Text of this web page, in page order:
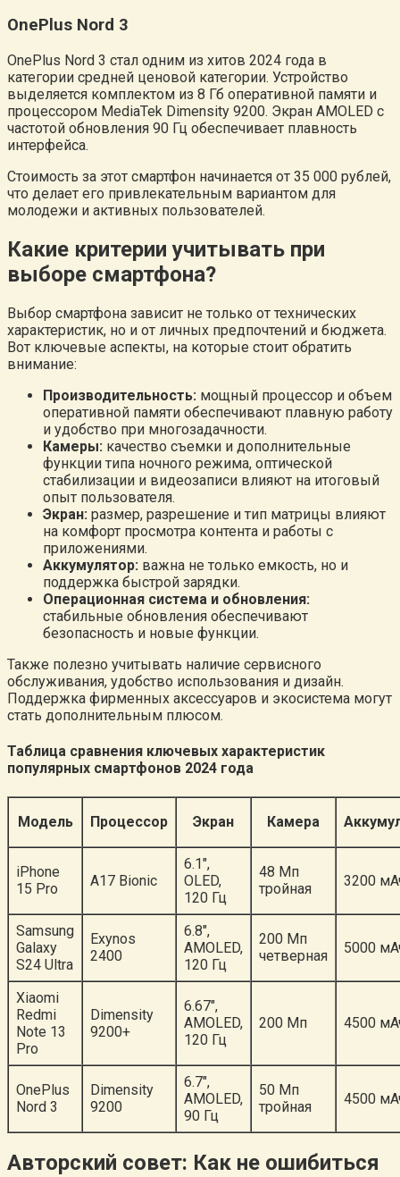
OnePlus Nord 3
OnePlus Nord 3 стал одним из хитов 2024 года в
категории средней ценовой категории. Устройство
выделяется комплектом из 8 Гб оперативной памяти и
процессором MediaTek Dimensity 9200. Экран AMOLED с
частотой обновления 90 Гц обеспечивает плавность
интерфейса.
Стоимость за этот смартфон начинается от 35 000 рублей,
что делает его привлекательным вариантом для
молодежи и активных пользователей.
Какие критерии учитывать при
выборе смартфона?
Выбор смартфона зависит не только от технических
характеристик, но и от личных предпочтений и бюджета.
Вот ключевые аспекты, на которые стоит обратить
внимание:
Производительность: мощный процессор и объем
оперативной памяти обеспечивают плавную работу
и удобство при многозадачности.
Камеры: качество съемки и дополнительные
функции типа ночного режима, оптической
стабилизации и видеозаписи влияют на итоговый
опыт пользователя.
Экран: размер, разрешение и тип матрицы влияют
на комфорт просмотра контента и работы с
приложениями.
Аккумулятор: важна не только емкость, но и
поддержка быстрой зарядки.
Операционная система и обновления:
стабильные обновления обеспечивают
безопасность и новые функции.
Также полезно учитывать наличие сервисного
обслуживания, удобство использования и дизайн.
Поддержка фирменных аксессуаров и экосистема могут
стать дополнительным плюсом.
Таблица сравнения ключевых характеристик
популярных смартфонов 2024 года
Модель Процессор Экран Камера
iPhone
15 Pro
A17 Bionic
6.1″,
OLED,
120 Гц
48 Мп
тройная
3200
Samsung
Galaxy
S24 Ultra
Exynos
2400
6.8″,
AMOLED,
120 Гц
200 Мп
четверная
5000
Xiaomi
Redmi
Note 13
Pro
Dimensity
9200+
6.67″,
AMOLED,
120 Гц
200 Мп 4500
OnePlus
Nord 3
Dimensity
9200
6.7″,
AMOLED,
90 Гц
50 Мп
тройная
4500
Авторский совет: Как не ошибиться